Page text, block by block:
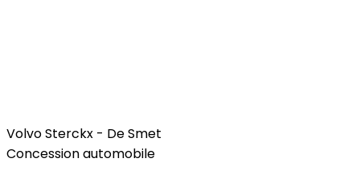
Volvo Sterckx - De Smet
Concession automobile